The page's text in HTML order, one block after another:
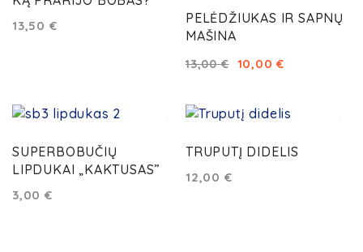
13,50 €
PELĖDŽIUKAS IR SAPNŲ
MAŠINA
13,00€ 10,00€
SUPERBOBUČIŲ
LIPDUKAI „KAKTUSAS”
3,00 €
TRUPUTĮ DIDELIS
12,00 €